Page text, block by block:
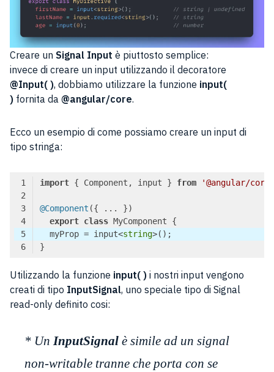
Creare un Signal Input è piuttosto semplice:
invece di creare un input utilizzando il decoratore
@Input( ), dobbiamo utilizzare la funzione input(
) fornita da @angular/core.
Ecco un esempio di come possiamo creare un input di
tipo stringa:
import { Component, input } from '@angular/core'
@Component
export class
  myProp = input<
string
Utilizzando la funzione input( ) i nostri input vengono
creati di tipo InputSignal, uno speciale tipo di Signal
read-only definito cosi:
* UnInputSignal è simile ad un signal
non-writable tranne che porta con se